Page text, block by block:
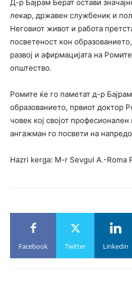
Д-р Бајрам Берат остави
лекар, државен службеник и
Неговиот живот и работа
посветеност кон
развој и афирмацијата на
општество.
Ромите ќе го паметат д-р
образованието, првиот доктор
човек кој својот
ангажман го посвети на
Hazri kerga: M-r Sevgul A.-Roma
Facebook Twitter Linkedin